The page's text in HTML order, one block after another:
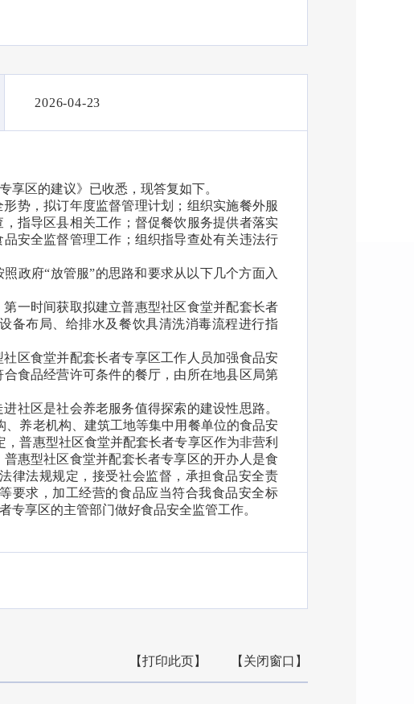
2026-04-23
享区的建议》已收悉，现答复如下。
势，拟订年度监督管理计划；组织实施餐外服
指导区县相关工作；督促餐饮服务提供者落实
安全监督管理工作；组织指导查处有关违法行
政府“放管服”的思路和要求从以下几个方面入
一时间获取拟建立普惠型社区食堂并配套长者
备布局、给排水及餐饮具清洗消毒流程进行指
区食堂并配套长者专享区工作人员加强食品安
食品经营许可条件的餐厅，由所在地县区局第
社区是社会养老服务值得探索的建设性思路。
养老机构、建筑工地等集中用餐单位的食品安
普惠型社区食堂并配套长者专享区作为非营利
惠型社区食堂并配套长者专享区的开办人是食
律法规规定，接受社会监督，承担食品安全责
要求，加工经营的食品应当符合我食品安全标
享区的主管部门做好食品安全监管工作。
【打印此页】 【关闭窗口】